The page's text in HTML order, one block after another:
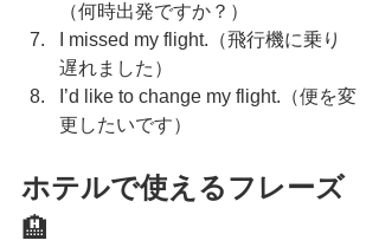
（何時出発ですか？）
I missed my flight.（飛行機に乗り
遅れました）
I’d like to change my flight.（便を変
更したいです）
ホテルで使えるフレーズ
🏨